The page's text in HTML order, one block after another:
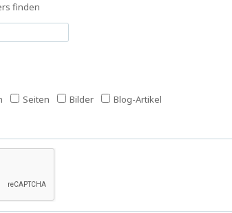
finden
Seiten Bilder Blog-Artikel